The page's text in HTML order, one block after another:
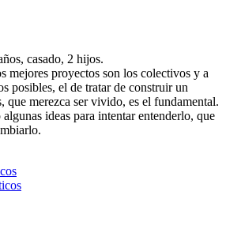
casado, 2 hijos.
mejores proyectos son los colectivos y a
posibles, el de tratar de construir un
que merezca ser vivido, es el fundamental.
ideas para intentar entenderlo, que